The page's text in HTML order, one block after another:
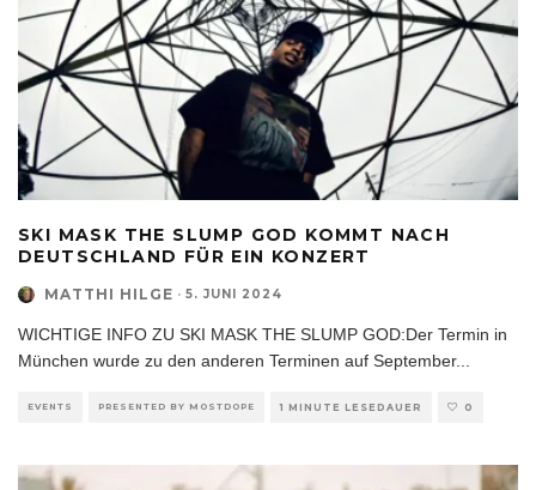
SKI MASK THE SLUMP GOD KOMMT NACH
DEUTSCHLAND FÜR EIN KONZERT
MATTHI HILGE · 5. JUNI 2024
WICHTIGE INFO ZU SKI MASK THE SLUMP GOD:Der Termin in
München wurde zu den anderen Terminen auf September...
EVENTS PRESENTED BY MOSTDOPE 1 MINUTE LESEDAUER 0